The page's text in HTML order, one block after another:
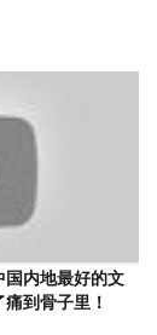
国内地最好的文
到骨子里！